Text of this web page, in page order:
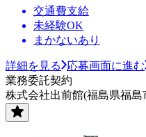
交通費支給
未経験OK
まかないあり
詳細を見る
応募画面に進む
業務委託契約
株式会社出前館(福島県福島